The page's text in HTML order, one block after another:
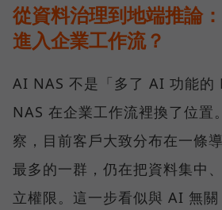
從資料治理到地端推論
進入企業工作流？
AI NAS 不是「多了 AI 功能的
NAS 在企業工作流裡換了位置
察，目前客戶大致分布在一條
最多的一群，仍在把資料集中
立權限。這一步看似與 AI 無